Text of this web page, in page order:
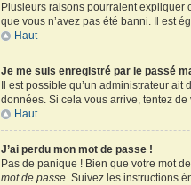
Plusieurs raisons pourraient expliquer
que vous n’avez pas été banni. Il est
Haut
Je me suis enregistré par le passé
Il est possible qu’un administrateur
données. Si cela vous arrive, tentez
Haut
J’ai perdu mon mot de passe !
Pas de panique ! Bien que votre mot
mot de passe. Suivez les instructions